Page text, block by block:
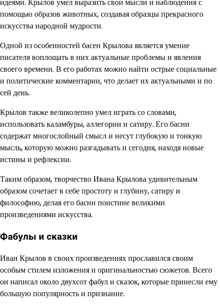
помощью образов животных, создавая образцы прекрасного
искусства народной мудрости.
Одной из особенностей басен Крылова является умение
писателя воплощать в них актуальные проблемы и явления
своего времени. В его работах можно найти острые социальные
и политические комментарии, что делает их актуальными и по
сей день.
Крылов также великолепно умел играть со словами,
использовать каламбуры, аллегории и сатиру. Его басни
содержат многослойный смысл и несут глубокую и тонкую
мысль, которую можно разгадывать и сегодня, находя новые
истины и рефлексии.
Таким образом, творчество Ивана Крылова удивительным
образом сочетает в себе простоту и глубину, сатиру и
философию, делая его басни поистине великими
произведениями искусства.
Фабулы и сказки
Иван Крылов в своих произведениях прославился своим
особым стилем изложения и оригинальностью сюжетов. Всего
он написал около двухсот фабул и сказок, которые принесли ему
большую популярность и признание.